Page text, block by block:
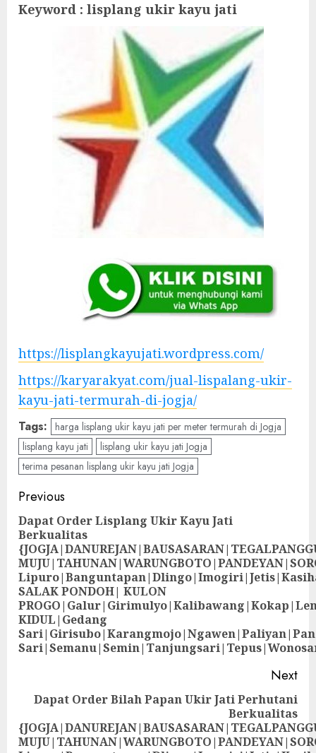
Keyword : lisplang ukir kayu jati
https://lisplangkayujati.wordpress.com/
https://karyarakyat.com/jual-lispalang-ukir-
kayu-jati-termurah-di-jogja/
Tags: harga lisplang ukir kayu jati per meter termurah di Jogja
lisplang kayu jati
lisplang ukir kayu jati Jogja
terima pesanan lisplang ukir kayu jati Jogja
Previous
Dapat Order Lisplang Ukir Kayu Jati
Berkualitas
SALAK PONDOH| KULON
KIDUL|Gedang
Next
Dapat Order Bilah Papan Ukir Jati Perhutani
Berkualitas